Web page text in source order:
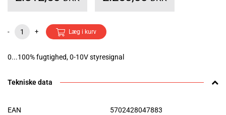
- + Læg i kurv
0...100% fugtighed, 0-10V styresignal
Tekniske data
EAN 5702428047883